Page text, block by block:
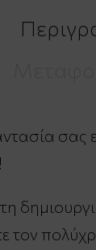
σας
τον